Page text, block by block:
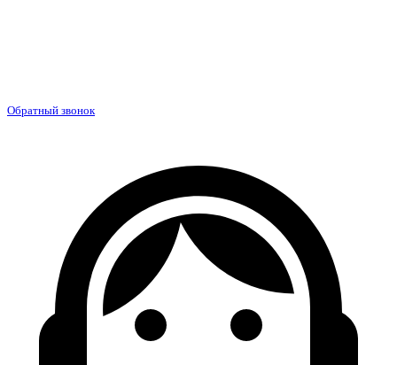
Обратный звонок